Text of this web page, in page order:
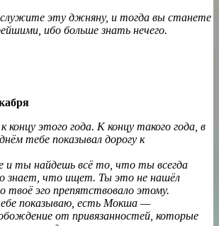
эту джняну, и тогда вы станете
ибо больше знать нечего.
этого года. К концу такого года, в
тебе показывал дорогу к
и ты найдешь всё то, что ты всегда
знает, что ищет. Ты это не нашёл
твоё эго препятствовало этому.
показываю, есть Мокша —
от привязанностей, которые